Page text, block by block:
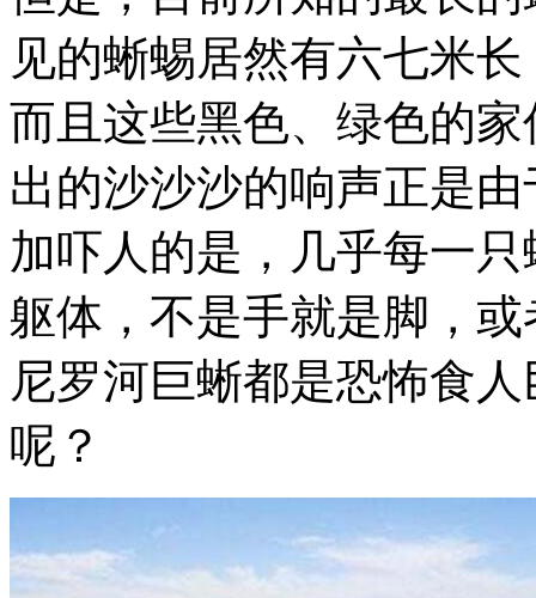
见的蜥蜴居然有六七米
而且这些黑色、绿色的
出的沙沙沙的响声正是
加吓人的是，几乎每一
躯体，不是手就是脚，
尼罗河巨蜥都是恐怖食
呢？